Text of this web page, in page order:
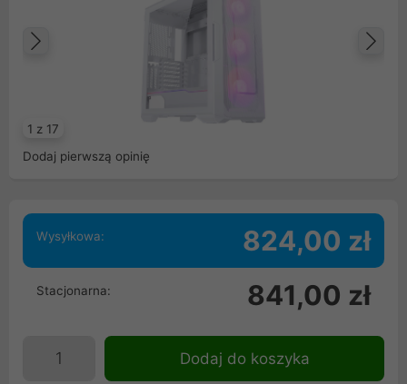
1 z 17
Poprzedni
Dodaj pierwszą opinię
Wysyłkowa: 824,00 zł
Stacjonarna: 841,00 zł
Dodaj do koszyka